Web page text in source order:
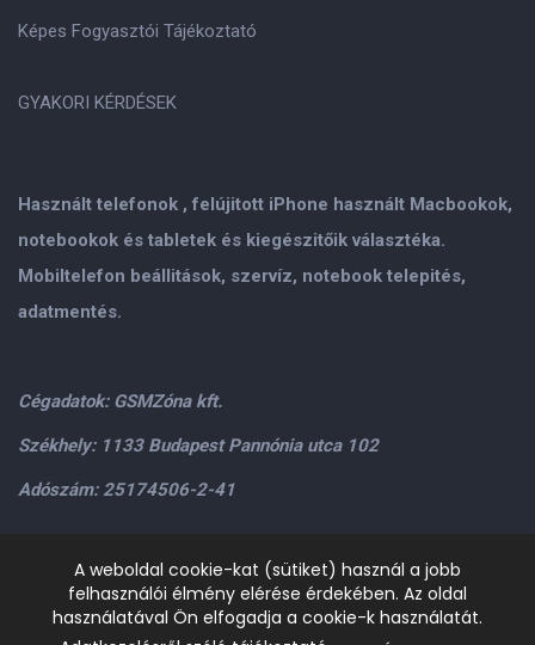
Használt telefonok , felújitott iPhone használt Macbookok,
notebookok és tabletek és kiegészitőik választéka.
Mobiltelefon beállitások, szervíz, notebook telepités,
adatmentés.
Cégadatok: GSMZóna kft.
Székhely: 1133 Budapest Pannónia utca 102
Adószám: 25174506-2-41
Személyes átvétel: GSMZóna kft. 1134.Bp. Váci út 9-15
H-P: 9.00-17.00,Szo: 9.00-13.00+36205534995+36209906363
gsmzonakft@gmail.com
Képes Fogyasztói Tájékoztató
GYAKORI KÉRDÉSEK
A weboldal cookie-kat (sütiket) használ a jobb
felhasználói élmény elérése érdekében. Az oldal
használatával Ön elfogadja a cookie-k használatát.